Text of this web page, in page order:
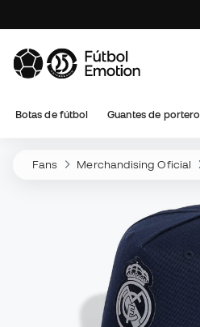
Botas de fútbol Guantes de portero
Fans Merchandising Oficial